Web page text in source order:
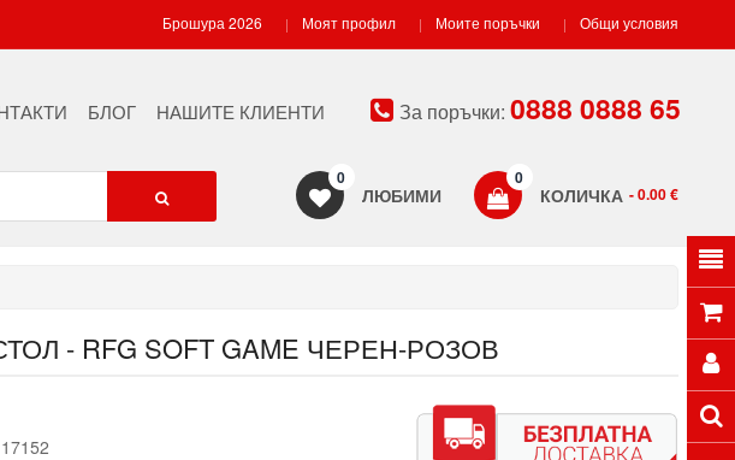
Брошура 2026 Моят профил Моите поръчки Общи условия
БЛОГ НАШИТЕ КЛИЕНТИ За поръчки: 0888 0888 65
КОЛИЧКА
0
- 0.00 €
ЛЮБИМИ
0
- RFG SOFT GAME ЧЕРЕН-РОЗОВ
17152